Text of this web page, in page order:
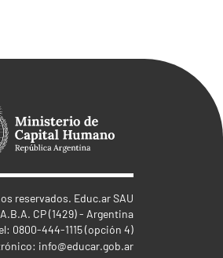
reservados. Educ.ar SAU
CP (1429) - Argentina
0800-444-1115 (opción 4)
info@educar.gob.ar